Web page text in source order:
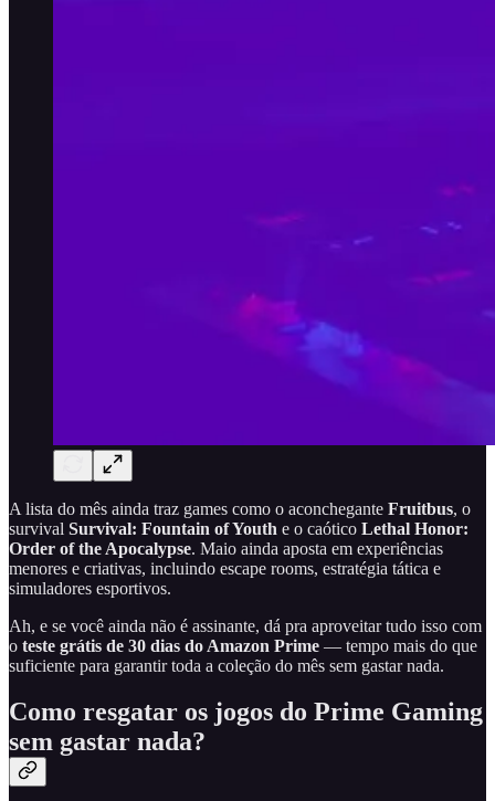
A lista do mês ainda traz games como o aconchegante Fruitbus, o
survival Survival: Fountain of Youth e o caótico Lethal Honor:
Order of the Apocalypse. Maio ainda aposta em experiências
menores e criativas, incluindo escape rooms, estratégia tática e
simuladores esportivos.
Ah, e se você ainda não é assinante, dá pra aproveitar tudo isso com
o teste grátis de 30 dias do Amazon Prime — tempo mais do que
suficiente para garantir toda a coleção do mês sem gastar nada.
Como resgatar os jogos do Prime Gaming
sem gastar nada?